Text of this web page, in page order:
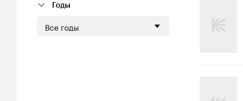
Годы
Все годы